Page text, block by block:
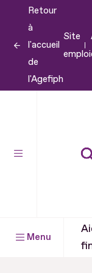
contenu
Retour
à
l'accueil
de
l'Agefiph
Site
emploi
Menu